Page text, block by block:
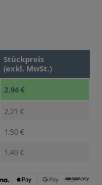
Stückpreis
(exkl. MwSt.)
2,94 €
2,21 €
1,50 €
1,49 €